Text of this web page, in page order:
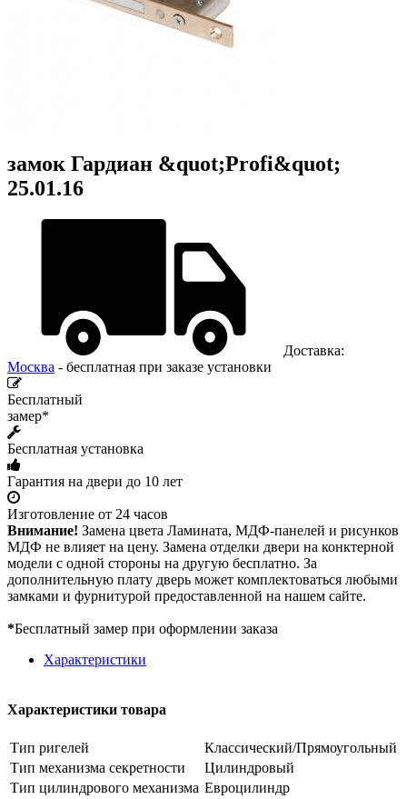
замок Гардиан &quot;Profi&quot;
25.01.16
Доставка:
Москва - бесплатная при заказе установки
Бесплатный
замер*
Бесплатная установка
Гарантия на двери до 10 лет
Изготовление от 24 часов
Внимание! Замена цвета Ламината, МДФ-панелей и рисунков
МДФ не влияет на цену. Замена отделки двери на конктерной
модели с одной стороны на другую бесплатно. За
дополнительную плату дверь может комплектоваться любыми
замками и фурнитурой предоставленной на нашем сайте.
*Бесплатный замер при оформлении заказа
Характеристики
Характеристики товара
Тип ригелей
Классический/Прямоугольный
Тип механизма секретности
Цилиндровый
Тип цилиндрового механизма Евроцилиндр